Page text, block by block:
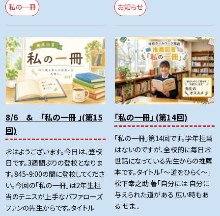
私の一冊
お知らせ
8/6 & 「私の一冊 」(第15
回)
おはようございます。今日は、登校
日です。3週間ぶりの登校となりま
す。845-9:00の間に登校してくださ
い。今回の「私の一冊」は2年生担
当のテニスが上手なバファローズ
ファンの先生からです。タイトル
「私の一冊」 (第14回)
「私の一冊」第14回です。学年担当
はないのですが、全校的に毎日お
世話になっている先生からの推薦
本です。タイトル「～道をひらく～」
松下幸之助 著「自分には 自分に
与えられた道がある 広い時もあ
る せま...